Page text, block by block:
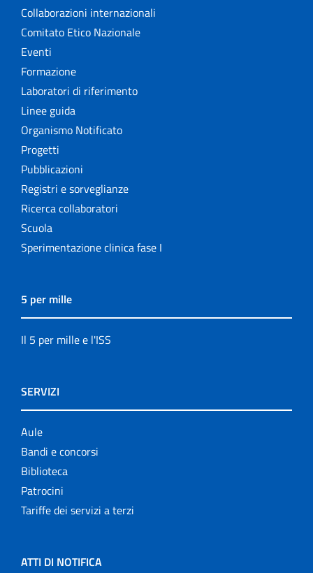
Collaborazioni internazionali
Comitato Etico Nazionale
Eventi
Formazione
Laboratori di riferimento
Linee guida
Organismo Notificato
Progetti
Pubblicazioni
Registri e sorveglianze
Ricerca collaboratori
Scuola
Sperimentazione clinica fase I
5 per mille
Il 5 per mille e l'ISS
SERVIZI
Aule
Bandi e concorsi
Biblioteca
Patrocini
Tariffe dei servizi a terzi
ATTI DI NOTIFICA